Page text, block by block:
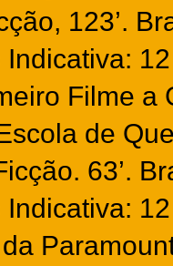
123’.
Filme a
de
63’.